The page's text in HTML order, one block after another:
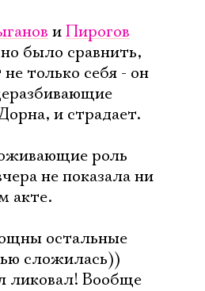
иПирогов
было сравнить,
только себя - он
и страдает.
роль
не показала ни
акте.
остальные
сложилась))
ликовал! Вообще